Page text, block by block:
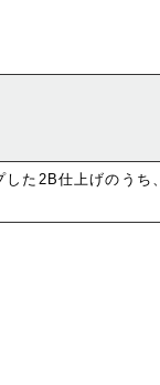
た2B仕上げのう